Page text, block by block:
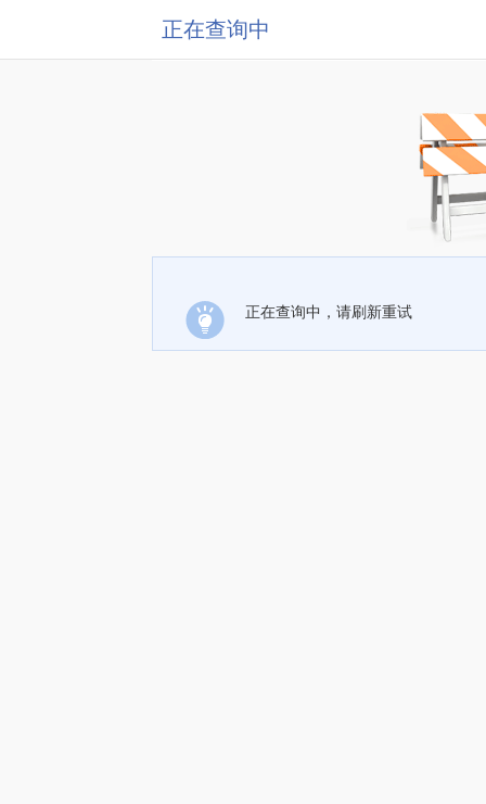
正在查询中
正在查询中，请刷新重试